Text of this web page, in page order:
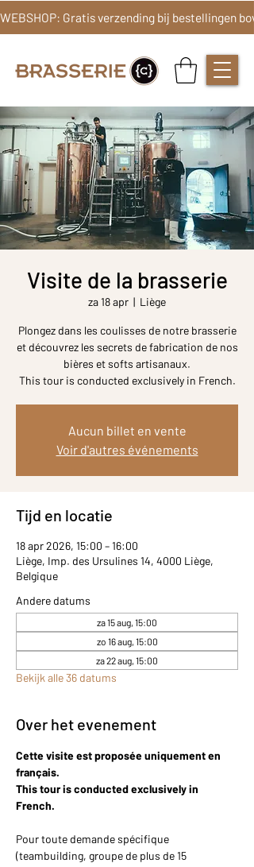
Visite de la brasserie
za 18 apr
  |
Liège
Plongez dans les coulisses de notre brasserie
et découvrez les secrets de fabrication de nos
bières et softs artisanaux.
Aucun billet en vente
Voir d'autres événements
Tijd en locatie
18 apr 2026, 15:00 – 16:00
Liège, Imp. des Ursulines 14, 4000 Liège,
Belgique
Andere datums
za 15 aug, 15:00
zo 16 aug, 15:00
za 22 aug, 15:00
Bekijk alle 36 datums
Over het evenement
Cette visite est proposée uniquement en
français.
This tour is conducted exclusively in
French.
Pour toute demande spécifique
(teambuilding, groupe de plus de 15